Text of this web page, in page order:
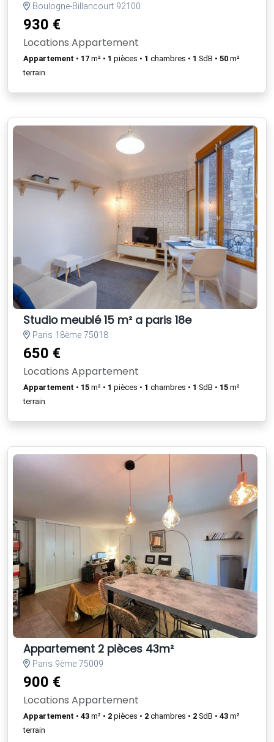
Boulogne-Billancourt 92100
930 €
Locations Appartement
Appartement • 17 m² • 1 pièces • 1 chambres • 1 SdB • 50 m²
terrain
Studio meublé 15 m² a paris 18e
Paris 18ème 75018
650 €
Locations Appartement
Appartement • 15 m² • 1 pièces • 1 chambres • 1 SdB • 15 m²
terrain
Appartement 2 pièces 43m²
Paris 9ème 75009
900 €
Locations Appartement
Appartement • 43 m² • 2 pièces • 2 chambres • 2 SdB • 43 m²
terrain